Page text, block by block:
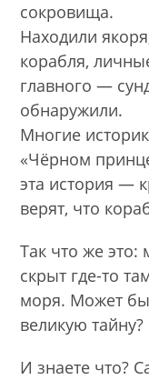
сокровища.
Находили
корабля,
главного —
обнаружили.
Многие
«Чёрном
эта история —
верят, что
Так что же это:
скрыт где-то
моря. Может
великую тайну?
И знаете что?